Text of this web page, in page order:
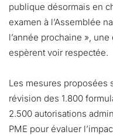
publique désormais en
examen à l’Assemblée
l’année prochaine »,
espèrent voir respectée.
Les mesures proposées
révision des 1.800
2.500 autorisations
PME pour évaluer